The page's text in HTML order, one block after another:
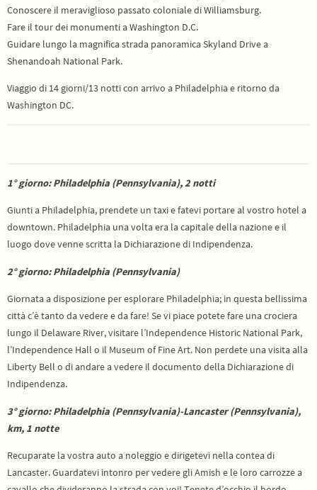
Conoscere il meraviglioso passato coloniale di Williamsburg.
Fare il tour dei monumenti a Washington D.C.
Guidare lungo la magnifica strada panoramica Skyland Drive a
Shenandoah National Park.
Viaggio di 14 giorni/13 notti con arrivo a Philadelphia e ritorno da
Washington DC.
1° giorno: Philadelphia (Pennsylvania), 2 notti
Giunti a Philadelphia, prendete un taxi e fatevi portare al vostro hotel a
downtown. Philadelphia una volta era la capitale della nazione e il
luogo dove venne scritta la Dichiarazione di Indipendenza.
2° giorno: Philadelphia (Pennsylvania)
Giornata a disposizione per esplorare Philadelphia; in questa bellissima
città c’è tanto da vedere e da fare! Se vi piace potete fare una crociera
lungo il Delaware River, visitare l’Independence Historic National Park,
l’Independence Hall o il Museum of Fine Art. Non perdete una visita alla
Liberty Bell o di andare a vedere il documento della Dichiarazione di
Indipendenza.
3° giorno: Philadelphia (Pennsylvania)-Lancaster (Pennsylvania),
km, 1 notte
Recuparate la vostra auto a noleggio e dirigetevi nella contea di
Lancaster. Guardatevi intonro per vedere gli Amish e le loro carrozze a